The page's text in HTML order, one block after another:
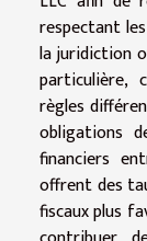
respectant
la juridiction
particulière,
règles
obligations
financiers
offrent des
fiscaux plus